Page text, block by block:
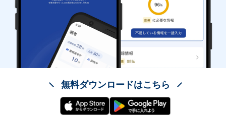
無料ダウンロードはこちら